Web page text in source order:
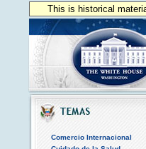
This is historical
Comercio Internacional